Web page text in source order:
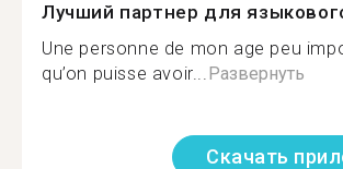
Лучший партнер для
Une personne de mon age peu
qu’on puisse avoir...Развернуть
Скачать